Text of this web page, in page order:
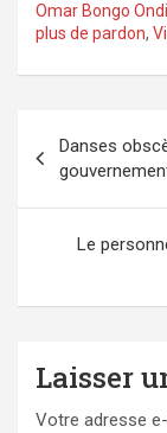
Omar Bongo
plus de pardon,
de
l’article
Danses
Le
Laisser
Votre adresse